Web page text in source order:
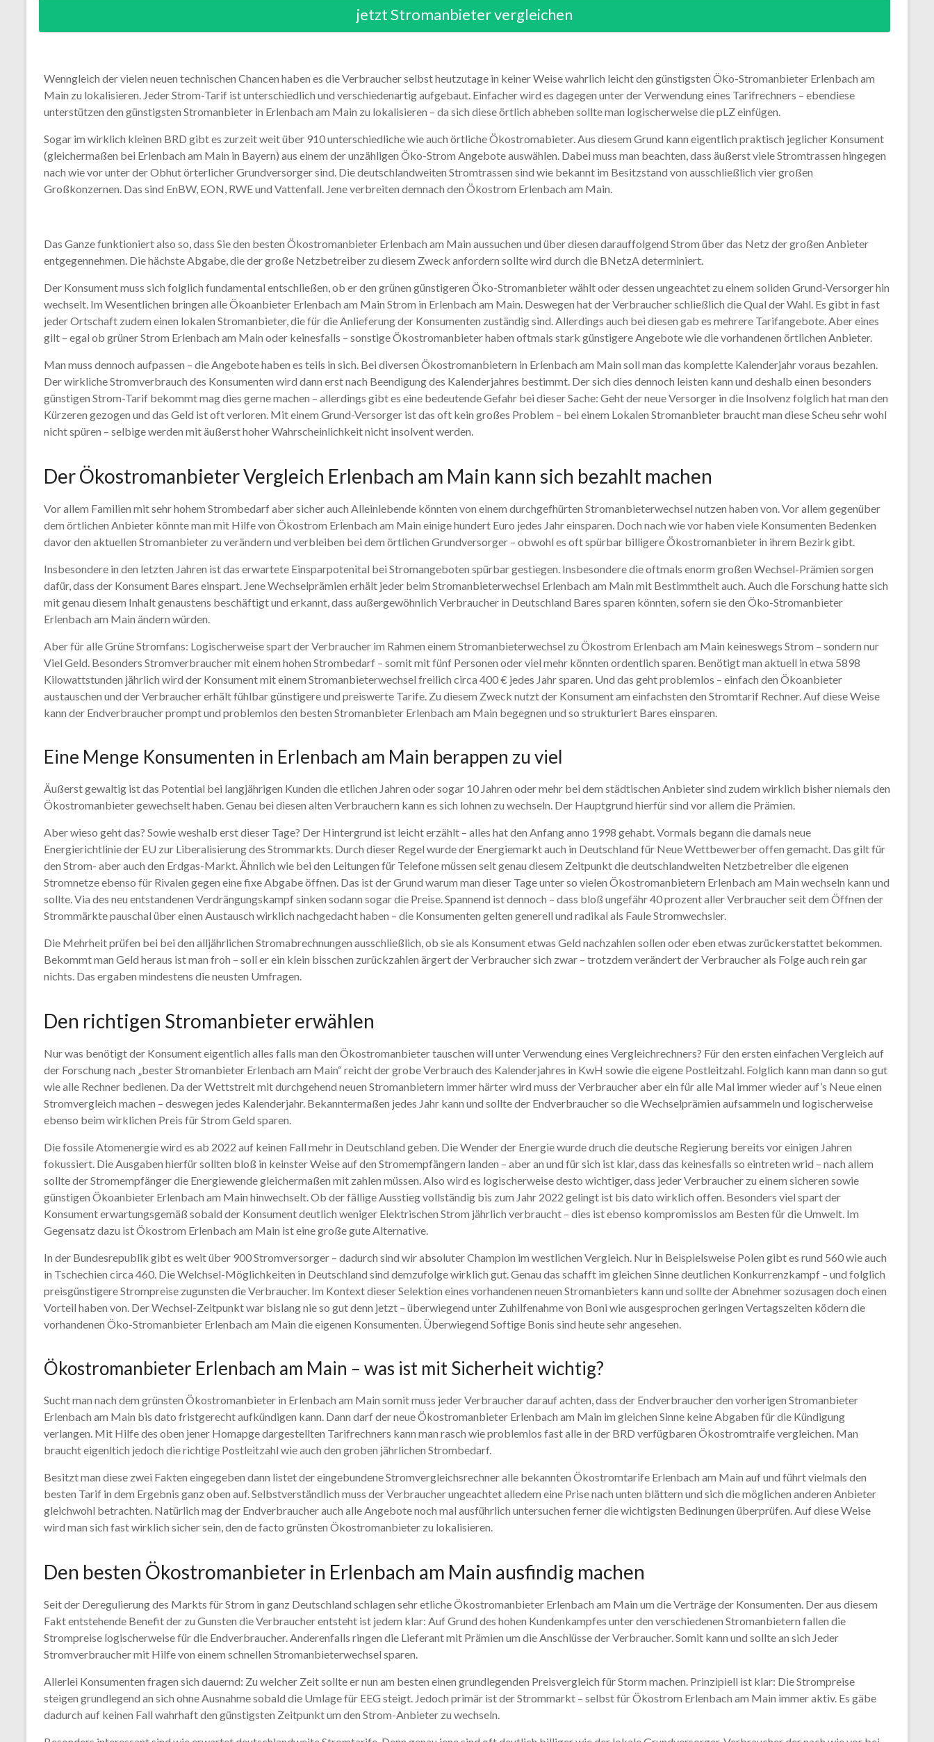
jetzt Stromanbieter vergleichen
Wenngleich der vielen neuen technischen Chancen haben es die Verbraucher selbst heutzutage in keiner Weise wahrlich leicht den günstigsten Öko-Stromanbieter Erlenbach am
Main zu lokalisieren. Jeder Strom-Tarif ist unterschiedlich und verschiedenartig aufgebaut. Einfacher wird es dagegen unter der Verwendung eines Tarifrechners – ebendiese
unterstützen den günstigsten Stromanbieter in Erlenbach am Main zu lokalisieren – da sich diese örtlich abheben sollte man logischerweise die pLZ einfügen.
Sogar im wirklich kleinen BRD gibt es zurzeit weit über 910 unterschiedliche wie auch örtliche Ökostromabieter. Aus diesem Grund kann eigentlich praktisch jeglicher Konsument
(gleichermaßen bei Erlenbach am Main in Bayern) aus einem der unzähligen Öko-Strom Angebote auswählen. Dabei muss man beachten, dass äußerst viele Stromtrassen hingegen
nach wie vor unter der Obhut örterlicher Grundversorger sind. Die deutschlandweiten Stromtrassen sind wie bekannt im Besitzstand von ausschließlich vier großen
Großkonzernen. Das sind EnBW, EON, RWE und Vattenfall. Jene verbreiten demnach den Ökostrom Erlenbach am Main.
Das Ganze funktioniert also so, dass Sie den besten Ökostromanbieter Erlenbach am Main aussuchen und über diesen darauffolgend Strom über das Netz der großen Anbieter
entgegennehmen. Die hächste Abgabe, die der große Netzbetreiber zu diesem Zweck anfordern sollte wird durch die BNetzA determiniert.
Der Konsument muss sich folglich fundamental entschließen, ob er den grünen günstigeren Öko-Stromanbieter wählt oder dessen ungeachtet zu einem soliden Grund-Versorger hin
wechselt. Im Wesentlichen bringen alle Ökoanbieter Erlenbach am Main Strom in Erlenbach am Main. Deswegen hat der Verbraucher schließlich die Qual der Wahl. Es gibt in fast
jeder Ortschaft zudem einen lokalen Stromanbieter, die für die Anlieferung der Konsumenten zuständig sind. Allerdings auch bei diesen gab es mehrere Tarifangebote. Aber eines
gilt – egal ob grüner Strom Erlenbach am Main oder keinesfalls – sonstige Ökostromanbieter haben oftmals stark günstigere Angebote wie die vorhandenen örtlichen Anbieter.
Man muss dennoch aufpassen – die Angebote haben es teils in sich. Bei diversen Ökostromanbietern in Erlenbach am Main soll man das komplette Kalenderjahr voraus bezahlen.
Der wirkliche Stromverbrauch des Konsumenten wird dann erst nach Beendigung des Kalenderjahres bestimmt. Der sich dies dennoch leisten kann und deshalb einen besonders
günstigen Strom-Tarif bekommt mag dies gerne machen – allerdings gibt es eine bedeutende Gefahr bei dieser Sache: Geht der neue Versorger in die Insolvenz folglich hat man den
Kürzeren gezogen und das Geld ist oft verloren. Mit einem Grund-Versorger ist das oft kein großes Problem – bei einem Lokalen Stromanbieter braucht man diese Scheu sehr wohl
nicht spüren – selbige werden mit äußerst hoher Wahrscheinlichkeit nicht insolvent werden.
Der Ökostromanbieter Vergleich Erlenbach am Main kann sich bezahlt machen
Vor allem Familien mit sehr hohem Strombedarf aber sicher auch Alleinlebende könnten von einem durchgefhürten Stromanbieterwechsel nutzen haben von. Vor allem gegenüber
dem örtlichen Anbieter könnte man mit Hilfe von Ökostrom Erlenbach am Main einige hundert Euro jedes Jahr einsparen. Doch nach wie vor haben viele Konsumenten Bedenken
davor den aktuellen Stromanbieter zu verändern und verbleiben bei dem örtlichen Grundversorger – obwohl es oft spürbar billigere Ökostromanbieter in ihrem Bezirk gibt.
Insbesondere in den letzten Jahren ist das erwartete Einsparpotenital bei Stromangeboten spürbar gestiegen. Insbesondere die oftmals enorm großen Wechsel-Prämien sorgen
dafür, dass der Konsument Bares einspart. Jene Wechselprämien erhält jeder beim Stromanbieterwechsel Erlenbach am Main mit Bestimmtheit auch. Auch die Forschung hatte sich
mit genau diesem Inhalt genaustens beschäftigt und erkannt, dass außergewöhnlich Verbraucher in Deutschland Bares sparen könnten, sofern sie den Öko-Stromanbieter
Erlenbach am Main ändern würden.
Aber für alle Grüne Stromfans: Logischerweise spart der Verbraucher im Rahmen einem Stromanbieterwechsel zu Ökostrom Erlenbach am Main keineswegs Strom – sondern nur
Viel Geld. Besonders Stromverbraucher mit einem hohen Strombedarf – somit mit fünf Personen oder viel mehr könnten ordentlich sparen. Benötigt man aktuell in etwa 5898
Kilowattstunden jährlich wird der Konsument mit einem Stromanbieterwechsel freilich circa 400 € jedes Jahr sparen. Und das geht problemlos – einfach den Ökoanbieter
austauschen und der Verbraucher erhält fühlbar günstigere und preiswerte Tarife. Zu diesem Zweck nutzt der Konsument am einfachsten den Stromtarif Rechner. Auf diese Weise
kann der Endverbraucher prompt und problemlos den besten Stromanbieter Erlenbach am Main begegnen und so strukturiert Bares einsparen.
Eine Menge Konsumenten in Erlenbach am Main berappen zu viel
Äußerst gewaltig ist das Potential bei langjährigen Kunden die etlichen Jahren oder sogar 10 Jahren oder mehr bei dem städtischen Anbieter sind zudem wirklich bisher niemals den
Ökostromanbieter gewechselt haben. Genau bei diesen alten Verbrauchern kann es sich lohnen zu wechseln. Der Hauptgrund hierfür sind vor allem die Prämien.
Aber wieso geht das? Sowie weshalb erst dieser Tage? Der Hintergrund ist leicht erzählt – alles hat den Anfang anno 1998 gehabt. Vormals begann die damals neue
Energierichtlinie der EU zur Liberalisierung des Strommarkts. Durch dieser Regel wurde der Energiemarkt auch in Deutschland für Neue Wettbewerber offen gemacht. Das gilt für
den Strom- aber auch den Erdgas-Markt. Ähnlich wie bei den Leitungen für Telefone müssen seit genau diesem Zeitpunkt die deutschlandweiten Netzbetreiber die eigenen
Stromnetze ebenso für Rivalen gegen eine fixe Abgabe öffnen. Das ist der Grund warum man dieser Tage unter so vielen Ökostromanbietern Erlenbach am Main wechseln kann und
sollte. Via des neu entstandenen Verdrängungskampf sinken sodann sogar die Preise. Spannend ist dennoch – dass bloß ungefähr 40 prozent aller Verbraucher seit dem Öffnen der
Strommärkte pauschal über einen Austausch wirklich nachgedacht haben – die Konsumenten gelten generell und radikal als Faule Stromwechsler.
Die Mehrheit prüfen bei bei den alljährlichen Stromabrechnungen ausschließlich, ob sie als Konsument etwas Geld nachzahlen sollen oder eben etwas zurückerstattet bekommen.
Bekommt man Geld heraus ist man froh – soll er ein klein bisschen zurückzahlen ärgert der Verbraucher sich zwar – trotzdem verändert der Verbraucher als Folge auch rein gar
nichts. Das ergaben mindestens die neusten Umfragen.
Den richtigen Stromanbieter erwählen
Nur was benötigt der Konsument eigentlich alles falls man den Ökostromanbieter tauschen will unter Verwendung eines Vergleichrechners? Für den ersten einfachen Vergleich auf
der Forschung nach „bester Stromanbieter Erlenbach am Main“ reicht der grobe Verbrauch des Kalenderjahres in KwH sowie die eigene Postleitzahl. Folglich kann man dann so gut
wie alle Rechner bedienen. Da der Wettstreit mit durchgehend neuen Stromanbietern immer härter wird muss der Verbraucher aber ein für alle Mal immer wieder auf’s Neue einen
Stromvergleich machen – deswegen jedes Kalenderjahr. Bekanntermaßen jedes Jahr kann und sollte der Endverbraucher so die Wechselprämien aufsammeln und logischerweise
ebenso beim wirklichen Preis für Strom Geld sparen.
Die fossile Atomenergie wird es ab 2022 auf keinen Fall mehr in Deutschland geben. Die Wender der Energie wurde druch die deutsche Regierung bereits vor einigen Jahren
fokussiert. Die Ausgaben hierfür sollten bloß in keinster Weise auf den Stromempfängern landen – aber an und für sich ist klar, dass das keinesfalls so eintreten wrid – nach allem
sollte der Stromempfänger die Energiewende gleichermaßen mit zahlen müssen. Also wird es logischerweise desto wichtiger, dass jeder Verbraucher zu einem sicheren sowie
günstigen Ökoanbieter Erlenbach am Main hinwechselt. Ob der fällige Ausstieg vollständig bis zum Jahr 2022 gelingt ist bis dato wirklich offen. Besonders viel spart der
Konsument erwartungsgemäß sobald der Konsument deutlich weniger Elektrischen Strom jährlich verbraucht – dies ist ebenso kompromisslos am Besten für die Umwelt. Im
Gegensatz dazu ist Ökostrom Erlenbach am Main ist eine große gute Alternative.
In der Bundesrepublik gibt es weit über 900 Stromversorger – dadurch sind wir absoluter Champion im westlichen Vergleich. Nur in Beispielsweise Polen gibt es rund 560 wie auch
in Tschechien circa 460. Die Welchsel-Möglichkeiten in Deutschland sind demzufolge wirklich gut. Genau das schafft im gleichen Sinne deutlichen Konkurrenzkampf – und folglich
preisgünstigere Strompreise zugunsten die Verbraucher. Im Kontext dieser Selektion eines vorhandenen neuen Stromanbieters kann und sollte der Abnehmer sozusagen doch einen
Vorteil haben von. Der Wechsel-Zeitpunkt war bislang nie so gut denn jetzt – überwiegend unter Zuhilfenahme von Boni wie ausgesprochen geringen Vertagszeiten ködern die
vorhandenen Öko-Stromanbieter Erlenbach am Main die eigenen Konsumenten. Überwiegend Softige Bonis sind heute sehr angesehen.
Ökostromanbieter Erlenbach am Main – was ist mit Sicherheit wichtig?
Sucht man nach dem grünsten Ökostromanbieter in Erlenbach am Main somit muss jeder Verbraucher darauf achten, dass der Endverbraucher den vorherigen Stromanbieter
Erlenbach am Main bis dato fristgerecht aufkündigen kann. Dann darf der neue Ökostromanbieter Erlenbach am Main im gleichen Sinne keine Abgaben für die Kündigung
verlangen. Mit Hilfe des oben jener Homapge dargestellten Tarifrechners kann man rasch wie problemlos fast alle in der BRD verfügbaren Ökostromtraife vergleichen. Man
braucht eigenltich jedoch die richtige Postleitzahl wie auch den groben jährlichen Strombedarf.
Besitzt man diese zwei Fakten eingegeben dann listet der eingebundene Stromvergleichsrechner alle bekannten Ökostromtarife Erlenbach am Main auf und führt vielmals den
besten Tarif in dem Ergebnis ganz oben auf. Selbstverständlich muss der Verbraucher ungeachtet alledem eine Prise nach unten blättern und sich die möglichen anderen Anbieter
gleichwohl betrachten. Natürlich mag der Endverbraucher auch alle Angebote noch mal ausführlich untersuchen ferner die wichtigsten Bedinungen überprüfen. Auf diese Weise
wird man sich fast wirklich sicher sein, den de facto grünsten Ökostromanbieter zu lokalisieren.
Den besten Ökostromanbieter in Erlenbach am Main ausfindig machen
Seit der Deregulierung des Markts für Strom in ganz Deutschland schlagen sehr etliche Ökostromanbieter Erlenbach am Main um die Verträge der Konsumenten. Der aus diesem
Fakt entstehende Benefit der zu Gunsten die Verbraucher entsteht ist jedem klar: Auf Grund des hohen Kundenkampfes unter den verschiedenen Stromanbietern fallen die
Strompreise logischerweise für die Endverbraucher. Anderenfalls ringen die Lieferant mit Prämien um die Anschlüsse der Verbraucher. Somit kann und sollte an sich Jeder
Stromverbraucher mit Hilfe von einem schnellen Stromanbieterwechsel sparen.
Allerlei Konsumenten fragen sich dauernd: Zu welcher Zeit sollte er nun am besten einen grundlegenden Preisvergleich für Storm machen. Prinzipiell ist klar: Die Strompreise
steigen grundlegend an sich ohne Ausnahme sobald die Umlage für EEG steigt. Jedoch primär ist der Strommarkt – selbst für Ökostrom Erlenbach am Main immer aktiv. Es gäbe
dadurch auf keinen Fall wahrhaft den günstigsten Zeitpunkt um den Strom-Anbieter zu wechseln.